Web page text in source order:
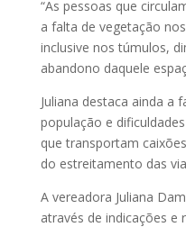
“As pessoas que
a falta de vegetação
inclusive nos túmulos,
abandono daquele
Juliana destaca ainda a
população e
que transportam
do estreitamento das
A vereadora Juliana
através de indicações